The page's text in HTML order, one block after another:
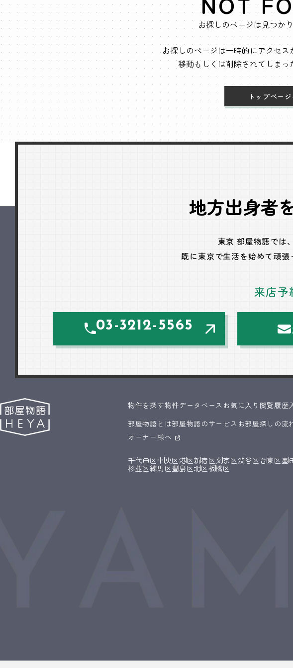
お探しのページは見つか
お探しのページは一時的にアクセ
移動もしくは削除されてしまっ
トップペー
地方出身者
東京 部屋物語では、
既に東京で生活を始めて頑張
来店予
03-3212-5565
物件を探す物件データベース お気に入り 閲覧履歴
部屋物語とは部屋物語のサービス お部屋探しの流
オーナー様へ
千代田区中央区港区新宿区文京区渋谷区台東区墨
杉並区練馬区豊島区北区板橋区